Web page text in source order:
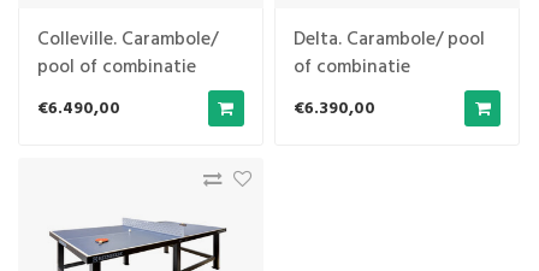
Colleville. Carambole/
pool of combinatie
€6.490,00
Delta. Carambole/ pool
of combinatie
€6.390,00